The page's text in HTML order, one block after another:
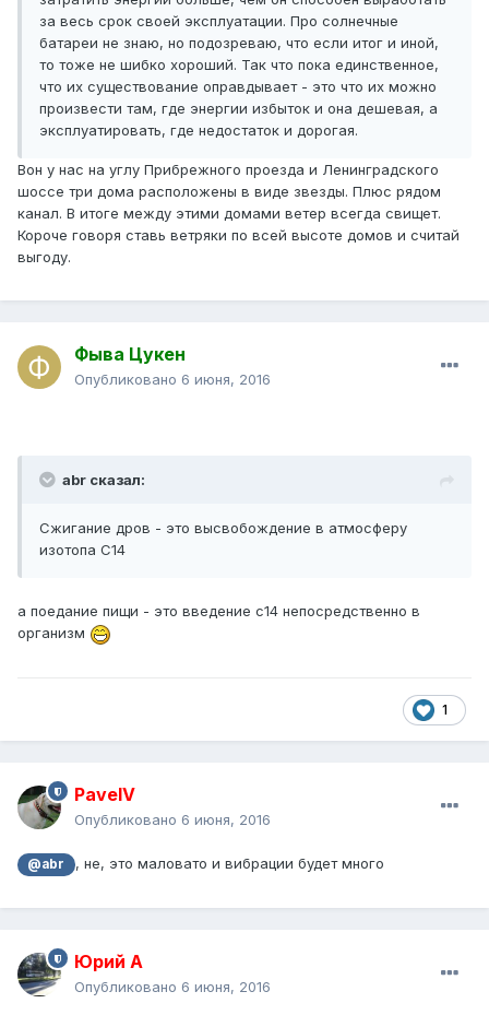
за весь срок своей эксплуатации. Про солнечные
батареи не знаю, но подозреваю, что если итог и иной,
то тоже не шибко хороший. Так что пока единственное,
что их существование оправдывает - это что их можно
произвести там, где энергии избыток и она дешевая, а
эксплуатировать, где недостаток и дорогая.
Вон у нас на углу Прибрежного проезда и Ленинградского
шоссе три дома расположены в виде звезды. Плюс рядом
канал. В итоге между этими домами ветер всегда свищет.
Короче говоря ставь ветряки по всей высоте домов и считай
выгоду.
Фыва Цукен
Опубликовано 6 июня, 2016
abr сказал:
Сжигание дров - это высвобождение в атмосферу
изотопа С14
а поедание пищи - это введение с14 непосредственно в
организм
1
PavelV
Опубликовано 6 июня, 2016
@abr , не, это маловато и вибрации будет много
Юрий А
Опубликовано 6 июня, 2016